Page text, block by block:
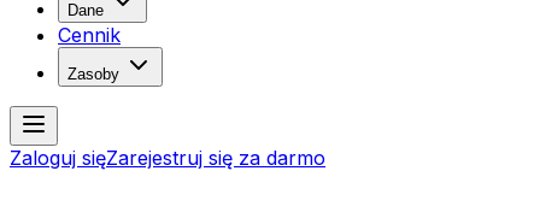
Dane
Cennik
Zasoby
Zaloguj sięZarejestruj się za darmo